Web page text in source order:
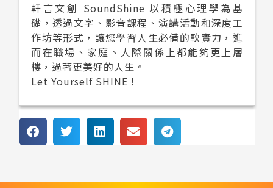
軒言文創 SoundShine 以積極心理學為基
礎，透過文字、影音課程、演講活動和深度工
作坊等形式，讓您學習人生必備的軟實力，進
而在職場、家庭、人際關係上都能夠更上層
樓，過著更美好的人生。
Let Yourself SHINE！